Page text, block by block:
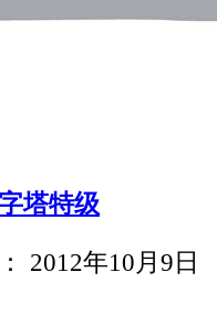
塔特级
2012年10月9日